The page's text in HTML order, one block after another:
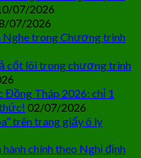
07/2026
07/2026
Nghe trong Chương trình
cốt lõi trong chương trình
Đồng Tháp 2026: chỉ 1
02/07/2026
trên trang giấy ô ly
chính theo Nghị định